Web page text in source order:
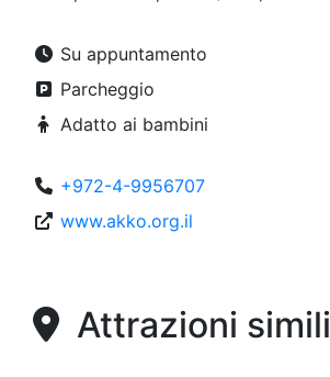
Su appuntamento
Parcheggio
Adatto ai bambini
+972-4-9956707
www.akko.org.il
Attrazioni simili